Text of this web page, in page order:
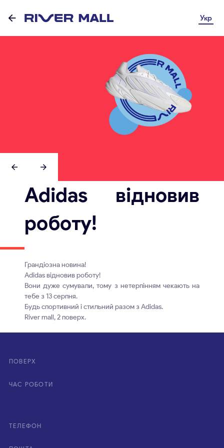
Укр
Adidas відновив
роботу!
Грандіозна новина!
Adidas відновив роботу!
Вони дуже сумували, тому з нетерпінням чекають на
тебе з 13 серпня.
Будь спортивний і стильний разом з Adidas.
River mall, 2 поверх.
ПОВЕРХ
ЧАС РОБОТИ
ТЕЛЕФОН